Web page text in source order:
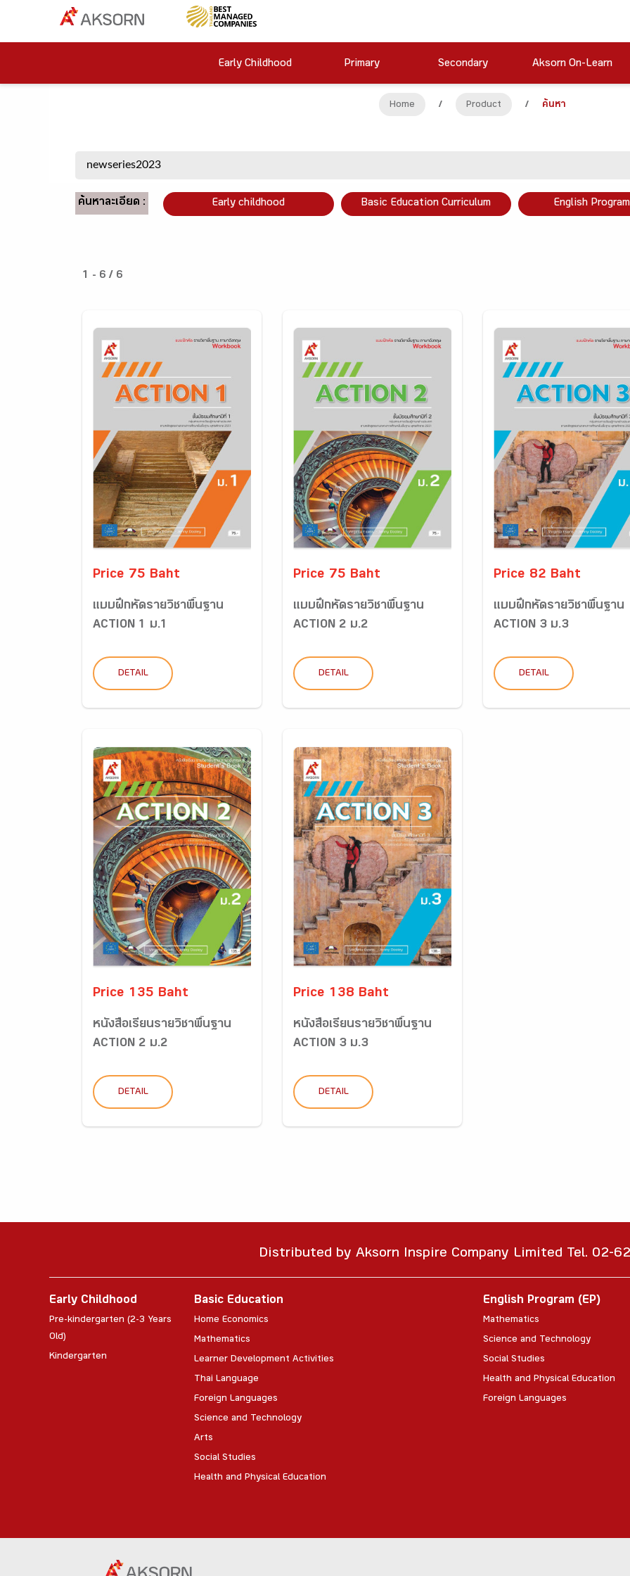
Early Childhood Primary Secondary Aksorn On-Learn
Home / Product / ค้นหา
ค้นหาละเอียด : Early childhood Basic Education Curriculum English
1 - 6 / 6
Price 75 Baht
แบบฝึกหัดรายวิชาพื้นฐาน
ACTION 1 ม.1
DETAIL
Price 75 Baht
แบบฝึกหัดรายวิชาพื้นฐาน
ACTION 2 ม.2
DETAIL
Price 82 Baht
แบบฝึกหัดรายวิชาพื้นฐาน
ACTION 3 ม.3
DETAIL
Price 135 Baht
หนังสือเรียนรายวิชาพื้นฐาน
ACTION 2 ม.2
DETAIL
Price 138 Baht
หนังสือเรียนรายวิชาพื้นฐาน
ACTION 3 ม.3
DETAIL
Distributed by Aksorn Inspire Company Limited Tel. 02-
Early Childhood
Pre-kindergarten (2-3 Years
Old)
Kindergarten
Basic Education
Home Economics
Mathematics
Learner Development Activities
Thai Language
Foreign Languages
Science and Technology
Arts
Social Studies
Health and Physical Education
English Program (EP)
Mathematics
Science and Technology
Social Studies
Health and Physical Education
Foreign Languages